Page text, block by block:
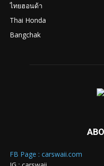
ไทยฮอนด้า
Thai Honda
Bangchak
FB Page : carswaii.com